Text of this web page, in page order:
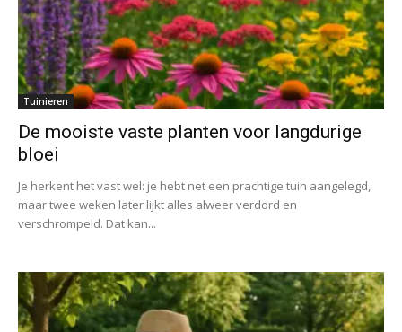
Tuinieren
De mooiste vaste planten voor langdurige
bloei
Je herkent het vast wel: je hebt net een prachtige tuin aangelegd,
maar twee weken later lijkt alles alweer verdord en
verschrompeld. Dat kan...